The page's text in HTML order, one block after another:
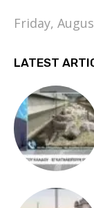
Friday,
LATEST